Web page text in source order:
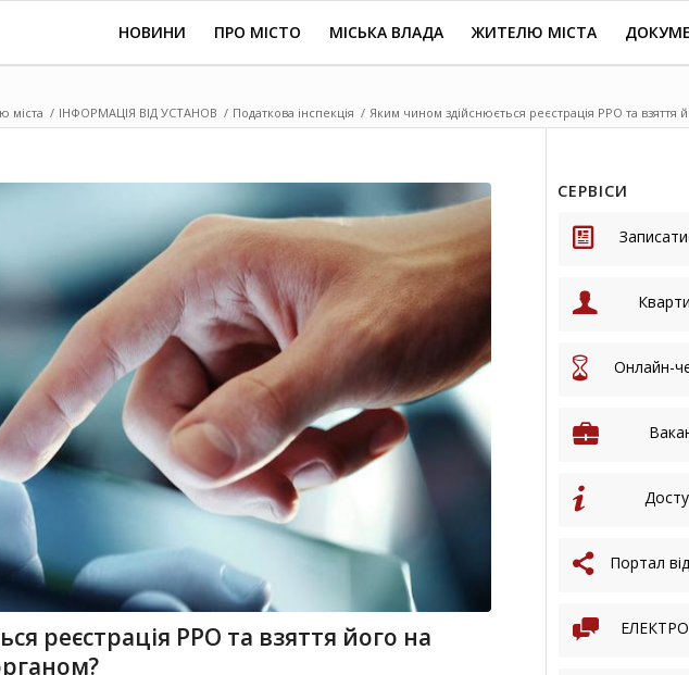
НОВИНИ ПРО МІСТО МІСЬКА ВЛАДА ЖИТЕЛЮ МІСТА
міста / ІНФОРМАЦІЯ ВІД УСТАНОВ / Податкова інспекція / Яким чином здійснюється реєстрація РРО та взяття
реєстрація РРО та взяття його на
СЕРВІСИ
Онлайн-
Портал